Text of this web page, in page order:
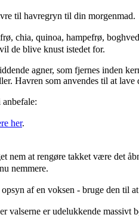
til havregryn til din morgenmad.
chia, quinoa, hampefrø, b
de blive knust istedet for.
agner, som fjernes inden
Havren som anvendes til at
her.
nem at rengøre takket være det
nemmere.
af en voksen - bruge den til
valserne er udelukkende